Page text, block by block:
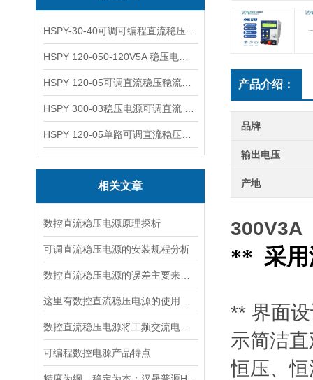
相关文章
数控直流稳压电源原理探析
可调直流稳压电源的安装规程分析
可编程数控电源产品特点
产品介绍：
品牌
输出电压
产地
300V3A
** 采用
** 界面
示简洁
恒压、